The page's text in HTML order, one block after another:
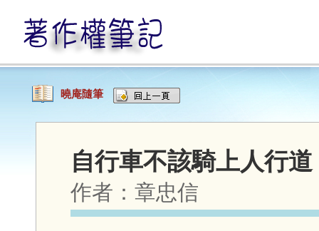
曉庵隨筆
自行車不該騎上人行道
作者： 章忠信